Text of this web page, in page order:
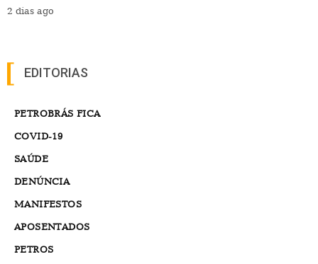
2 dias ago
EDITORIAS
PETROBRÁS FICA
COVID-19
SAÚDE
DENÚNCIA
MANIFESTOS
APOSENTADOS
PETROS